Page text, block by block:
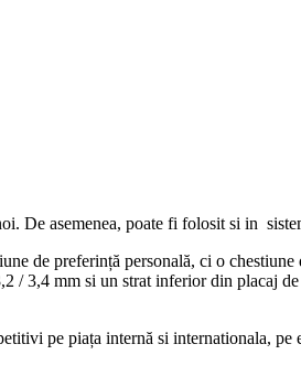
De asemenea, poate fi folosit si in
de preferință personală, ci o
/ 3,4 mm si un strat inferior din placaj
pe piața internă si internationala,